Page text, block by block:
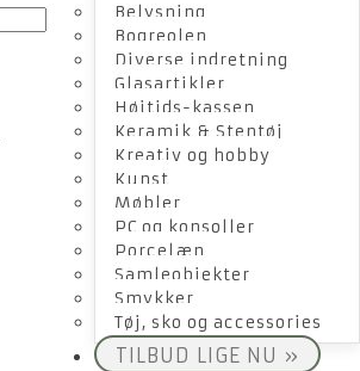
Belysning
Bogreolen
Diverse indretning
Glasartikler
Højtids-kassen
Keramik & Stentøj
Kreativ og hobby
Kunst
Møbler
PC og konsoller
Porcelæn
Samleobjekter
Smykker
Tøj, sko og accessories
TILBUD LIGE NU »